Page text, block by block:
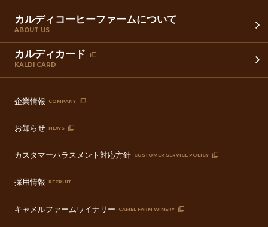
カルディコーヒーファームについて
ABOUT US
カルディカード
KALDI CARD
企業情報 COMPANY
お知らせ NEWS
カスタマーハラスメント対応方針 CUSTOMER SERVICE POLICY
採用情報 RECRUIT
キャメルファームワイナリー CAMEL FARM WINERY